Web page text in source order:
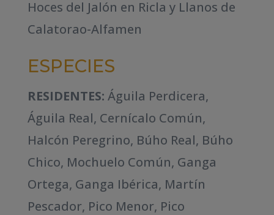
Hoces del Jalón en Ricla y Llanos de
Calatorao-Alfamen
ESPECIES
RESIDENTES: Águila Perdicera,
Águila Real, Cernícalo Común,
Halcón Peregrino, Búho Real, Búho
Chico, Mochuelo Común, Ganga
Ortega, Ganga Ibérica, Martín
Pescador, Pico Menor, Pico